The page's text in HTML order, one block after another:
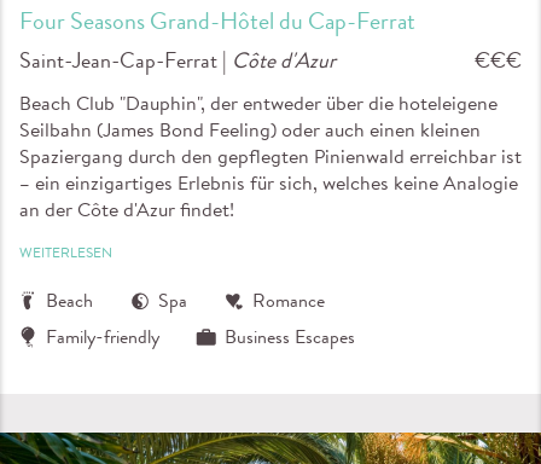
Four Seasons Grand-Hôtel du Cap-Ferrat
Saint-Jean-Cap-Ferrat | Côte d'Azur €€€
Beach Club "Dauphin", der entweder über die hoteleigene
Seilbahn (James Bond Feeling) oder auch einen kleinen
Spaziergang durch den gepflegten Pinienwald erreichbar ist
– ein einzigartiges Erlebnis für sich, welches keine Analogie
an der Côte d'Azur findet!
WEITERLESEN
Beach Spa
Romance
Family-friendly
Business Escapes